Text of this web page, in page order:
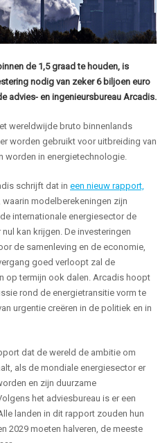
de 1,5 graad te houden, is
nodig van zeker 6 biljoen euro
advies- en ingenieursbureau Arcadis.
wereldwijde bruto binnenlands
worden gebruikt voor uitbreiding van
worden in energietechnologie.
schrijft dat in een nieuw rapport,
, waarin modelberekeningen zijn
internationale energiesector de
kan krijgen. De investeringen
de samenleving en de economie,
goed verloopt zal de
op termijn ook dalen. Arcadis hoopt
rond de energietransitie vorm te
urgentie creëren in de politiek en in
dat de wereld de ambitie om
als de mondiale energiesector er
en zijn duurzame
het adviesbureau is er een
landen in dit rapport zouden hun
2029 moeten halveren, de meeste